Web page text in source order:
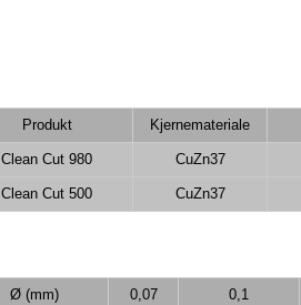
Produkt Kjernemateriale
Clean Cut 980 CuZn37
Clean Cut 500 CuZn37
Ø (mm) 0,07 0,1